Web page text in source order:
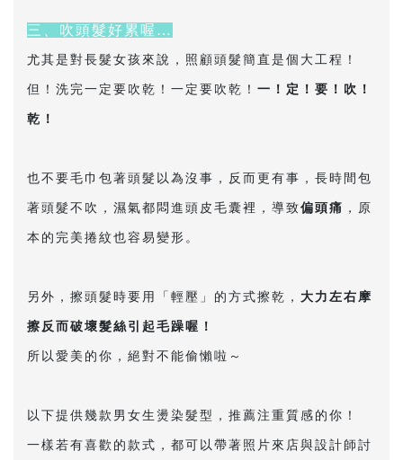
三、吹頭髮好累喔…
尤其是對長髮女孩來說，照顧頭髮簡直是個大工程！
但！洗完一定要吹乾！一定要吹乾！ 一！定！要！吹！
乾！
也不要毛巾包著頭髮以為沒事，反而更有事，長時間包
著頭髮不吹，濕氣都悶進頭皮毛囊裡，導致偏頭痛 ，原
本的完美捲紋也容易變形。
另外，擦頭髮時要用「輕壓」的方式擦乾， 大力左右摩
擦反而破壞髮絲引起毛躁喔！
所以愛美的你，絕對不能偷懶啦～
以下提供幾款男女生燙染髮型，推薦注重質感的你！
一樣若有喜歡的款式，都可以帶著照片來店與設計師討